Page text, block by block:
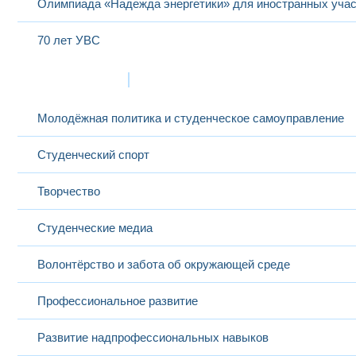
Олимпиада «Надежда энергетики» для иностранных
70 лет УВС
Молодёжная политика и студенческое самоуправление
Студенческий спорт
Творчество
Студенческие медиа
Волонтёрство и забота об окружающей среде
Профессиональное развитие
Развитие надпрофессиональных навыков